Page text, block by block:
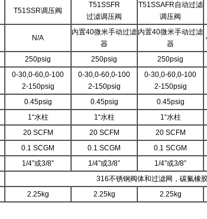
T51SSR调压阀
T51SSFR
过滤调压阀
T51SSAFR自动过滤
调压阀
N/A
内置40微米手动过滤
器
内置40微米手动过滤
器
250psig 250psig 250psig
0-30,0-60,0-100
2-150psig
0-30,0-60,0-100
2-150psig
0-30,0-60,0-100
2-150psig
0.45psig 0.45psig 0.45psig
1“水柱 1“水柱 1“水柱
20 SCFM 20 SCFM 20 SCFM
0.1 SCGM 0.1 SCGM 0.1 SCGM
1/4”或3/8” 1/4”或3/8” 1/4”或3/8”
316不锈钢阀体和过滤网，碳氟橡
2.25kg 2.25kg 2.25kg